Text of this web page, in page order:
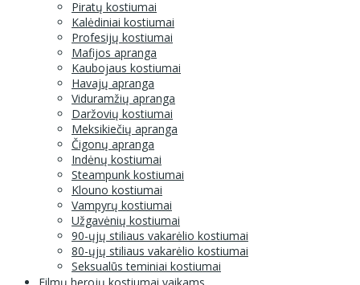
Piratų kostiumai
Kalėdiniai kostiumai
Profesijų kostiumai
Mafijos apranga
Kaubojaus kostiumai
Havajų apranga
Viduramžių apranga
Daržovių kostiumai
Meksikiečių apranga
Čigonų apranga
Indėnų kostiumai
Steampunk kostiumai
Klouno kostiumai
Vampyrų kostiumai
Užgavėnių kostiumai
90-ųjų stiliaus vakarėlio kostiumai
80-ųjų stiliaus vakarėlio kostiumai
Seksualūs teminiai kostiumai
Filmų herojų kostiumai vaikams